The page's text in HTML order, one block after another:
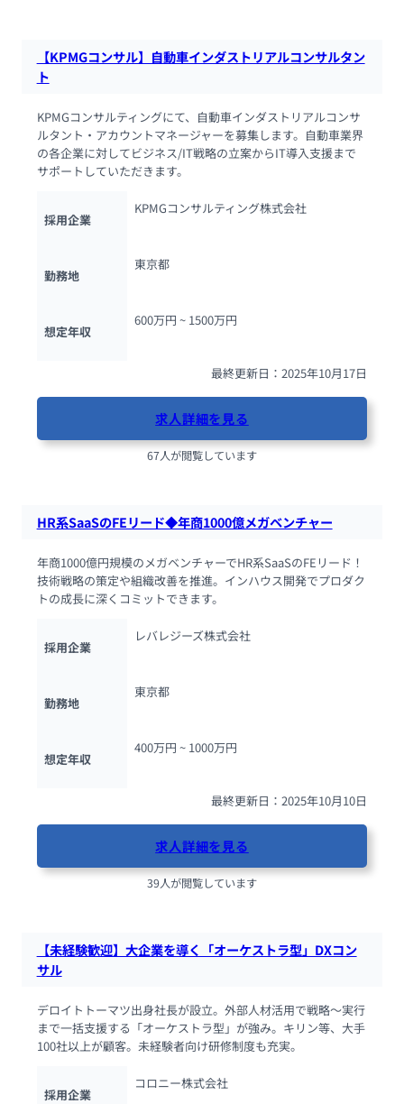
【KPMGコンサル】自動車インダストリアルコンサルタン
ト
KPMGコンサルティングにて、自動車インダストリアルコンサ
ルタント・アカウントマネージャーを募集します。自動車業界
の各企業に対してビジネス/IT戦略の立案からIT導入支援まで
サポートしていただきます。
採用企業
KPMGコンサルティング株式会社
勤務地
東京都
想定年収
600万円 ~ 1500万円
最終更新日：2025年10月17日
求人詳細を見る
67人が閲覧しています
HR系SaaSのFEリード◆年商1000億メガベンチャー
年商1000億円規模のメガベンチャーでHR系SaaSのFEリード！
技術戦略の策定や組織改善を推進。インハウス開発でプロダク
トの成長に深くコミットできます。
採用企業
レバレジーズ株式会社
勤務地
東京都
想定年収
400万円 ~ 1000万円
最終更新日：2025年10月10日
求人詳細を見る
39人が閲覧しています
【未経験歓迎】大企業を導く「オーケストラ型」DXコン
サル
デロイトトーマツ出身社長が設立。外部人材活用で戦略〜実行
まで一括支援する「オーケストラ型」が強み。キリン等、大手
100社以上が顧客。未経験者向け研修制度も充実。
採用企業
コロニー株式会社